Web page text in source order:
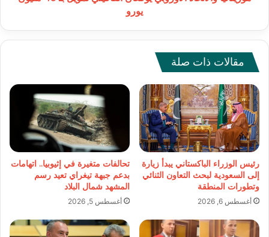
يورو
مقالات ذات صلة
رئيس الوزراء الباكستاني يبدأ زيارة
إلى السعودية لبحث التعاون الثنائي
وتطورات المنطقة
أغسطس 6, 2026
تحالفات متغيرة في إثيوبيا.. اتهامات
بدعم جبهة تيغراي تعيد رسم
المشهد شمال البلاد
أغسطس 5, 2026